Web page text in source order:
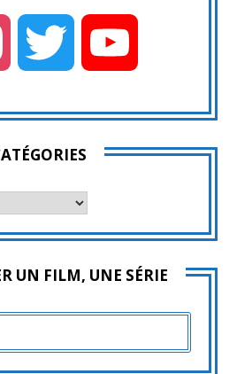
Instagram Twitter
UN FILM, UNE SÉRIE